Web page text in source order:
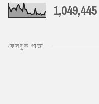
1,049,445
ফেসবুক পাতা